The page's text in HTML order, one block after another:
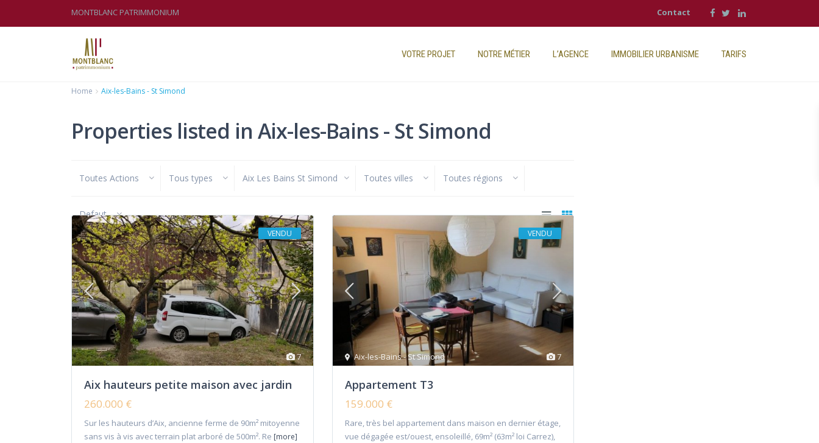
MONTBLANC PATRIMMONIUM Contact
VOTRE PROJET NOTRE MÉTIER L’AGENCE IMMOBILIER URBANISME TARIFS
Home Aix-les-Bains - St Simond
Properties listed in Aix-les-Bains - St Simond
Toutes Actions Tous types Aix Les Bains St Simond Toutes villes Toutes régions
Defaut
7
VENDU
Aix hauteurs petite maison avec jardin
260.000 €
Sur les hauteurs d’Aix, ancienne ferme de 90m² mitoyenne
sans vis à vis avec terrain plat arboré de 500m². Re [more]
7
Aix-les-Bains - St Simond
VENDU
Appartement T3
159.000 €
Rare, très bel appartement dans maison en dernier étage,
vue dégagée est/ouest, ensoleillé, 69m² (63m² loi Carrez),